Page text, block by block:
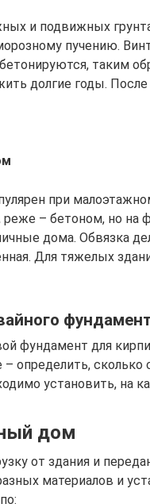
и подвижных
пучению.
таким
долгие годы.
при
реже – бетоном, но на
дома. Обвязка
Для тяжелых
фундамент для
определить, сколько
установить, на
дом
от здания и
материалов и